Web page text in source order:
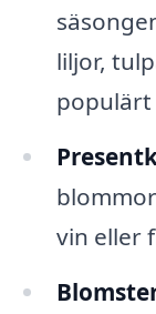
liljor,
populärt
vin eller